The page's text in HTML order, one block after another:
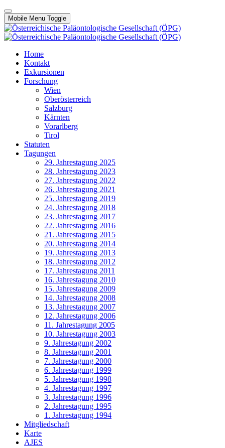
Mobile Menu Toggle
Home
Kontakt
Exkursionen
Forschung
Wien
Oberösterreich
Salzburg
Kärnten
Vorarlberg
Tirol
Statuten
Tagungen
29. Jahrestagung 2025
28. Jahrestagung 2023
27. Jahrestagung 2022
26. Jahrestagung 2021
25. Jahrestagung 2019
24. Jahrestagung 2018
23. Jahrestagung 2017
22. Jahrestagung 2016
21. Jahrestagung 2015
20. Jahrestagung 2014
19. Jahrestagung 2013
18. Jahrestagung 2012
17. Jahrestagung 2011
16. Jahrestagung 2010
15. Jahrestagung 2009
14. Jahrestagung 2008
13. Jahrestagung 2007
12. Jahrestagung 2006
11. Jahrestagung 2005
10. Jahrestagung 2003
9. Jahrestagung 2002
8. Jahrestagung 2001
7. Jahrestagung 2000
6. Jahrestagung 1999
5. Jahrestagung 1998
4. Jahrestagung 1997
3. Jahrestagung 1996
2. Jahrestagung 1995
1. Jahrestagung 1994
Mitgliedschaft
Karte
AJES